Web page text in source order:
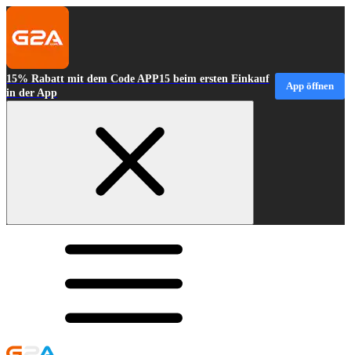
15% Rabatt mit dem Code APP15 beim ersten Einkauf
in der App
App öffnen